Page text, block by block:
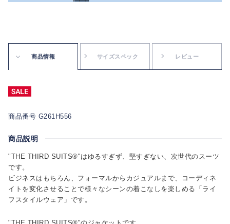
商品情報 サイズスペック レビュー
商品番号 G261H556
商品説明
"THE THIRD SUITS®"はゆるすぎず、堅すぎない、次世代のスーツ
です。
ビジネスはもちろん、フォーマルからカジュアルまで、コーディネ
イトを変化させることで様々なシーンの着こなしを楽しめる「ライ
フスタイルウェア」です。
"THE THIRD SUITS®"のジャケットです。